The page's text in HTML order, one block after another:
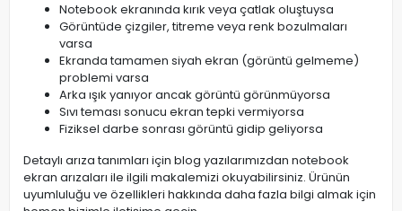
Notebook ekranında kırık veya çatlak oluştuysa
Görüntüde çizgiler, titreme veya renk bozulmaları
varsa
Ekranda tamamen siyah ekran (görüntü gelmeme)
problemi varsa
Arka ışık yanıyor ancak görüntü görünmüyorsa
Sıvı teması sonucu ekran tepki vermiyorsa
Fiziksel darbe sonrası görüntü gidip geliyorsa
Detaylı arıza tanımları için blog yazılarımızdan notebook
ekran arızaları ile ilgili makalemizi okuyabilirsiniz. Ürünün
uyumluluğu ve özellikleri hakkında daha fazla bilgi almak için